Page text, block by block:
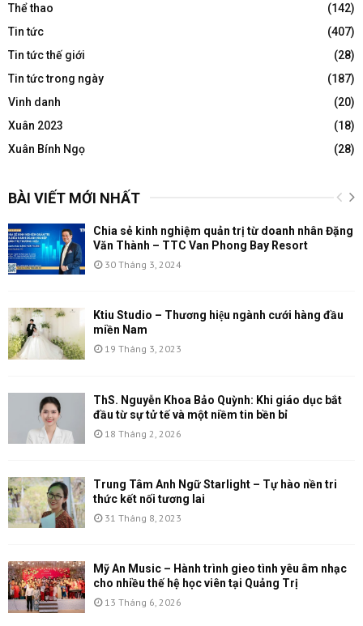
Thể thao
(142)
Tin tức
(407)
Tin tức thế giới
(28)
Tin tức trong ngày
(187)
Vinh danh
(20)
Xuân 2023
(18)
Xuân Bính Ngọ
(28)
BÀI VIẾT MỚI NHẤT
Chia sẻ kinh nghiệm quản trị từ doanh nhân Đặng
Văn Thành – TTC Van Phong Bay Resort
30 Tháng 3, 2024
Ktiu Studio – Thương hiệu ngành cưới hàng đầu
miền Nam
19 Tháng 3, 2023
ThS. Nguyễn Khoa Bảo Quỳnh: Khi giáo dục bắt
đầu từ sự tử tế và một niềm tin bền bỉ
18 Tháng 2, 2026
Trung Tâm Anh Ngữ Starlight – Tự hào nền tri
thức kết nối tương lai
31 Tháng 8, 2023
Mỹ An Music – Hành trình gieo tình yêu âm nhạc
cho nhiều thế hệ học viên tại Quảng Trị
13 Tháng 6, 2026